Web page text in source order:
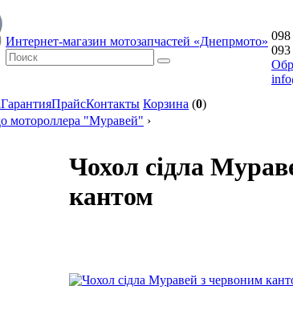
Интернет-магазин мотозапчастей «Днепрмото» 098
093
ГарантияПрайсКонтакты Корзина (0)
мотороллера "Муравей" ›
Чохол сідла
кантом